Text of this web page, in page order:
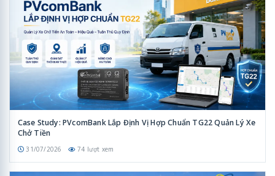
Case Study: PVcomBank Lắp Định Vị Hợp Chuẩn TG22 Quản Lý Xe
Chở Tiền
31/07/2026 74 lượt xem